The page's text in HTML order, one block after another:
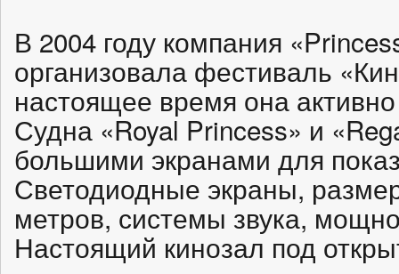
В 2004 году компания
организовала фестиваль
настоящее время она
Судна «Royal Princess» и
большими экранами для
Светодиодные экраны,
метров, системы звука,
Настоящий кинозал под